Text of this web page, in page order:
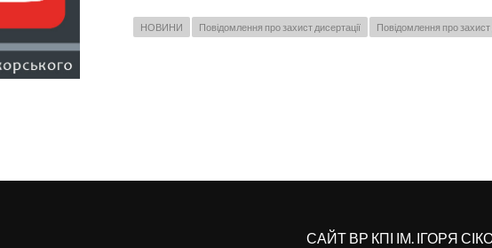
НОВИНИ Повідомлення про захист дисертації Повідомлення про
САЙТ ВР КПІ ІМ. ІГОРЯ